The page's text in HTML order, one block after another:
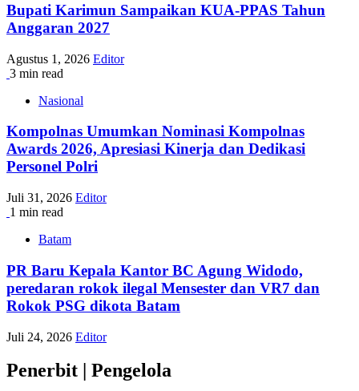
Bupati Karimun Sampaikan KUA-PPAS Tahun
Anggaran 2027
Agustus 1, 2026 Editor
3 min read
Nasional
Kompolnas Umumkan Nominasi Kompolnas
Awards 2026, Apresiasi Kinerja dan Dedikasi
Personel Polri
Juli 31, 2026 Editor
1 min read
Batam
PR Baru Kepala Kantor BC Agung Widodo,
peredaran rokok ilegal Mensester dan VR7 dan
Rokok PSG dikota Batam
Juli 24, 2026 Editor
Penerbit | Pengelola